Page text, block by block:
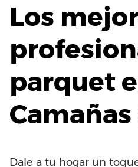
Los
parquet
Dale a tu hogar un